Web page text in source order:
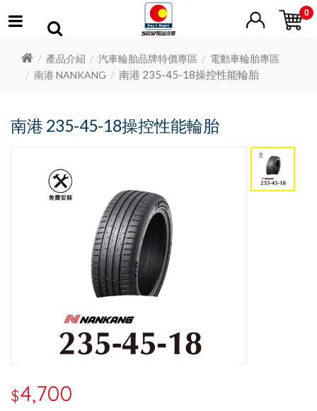
0
產品介紹 汽車輪胎品牌特價專區
電動車輪胎專區
南港 NANKANG
南港 235-45-18操控性能輪胎
南港 235-45-18操控性能輪胎
$4,700